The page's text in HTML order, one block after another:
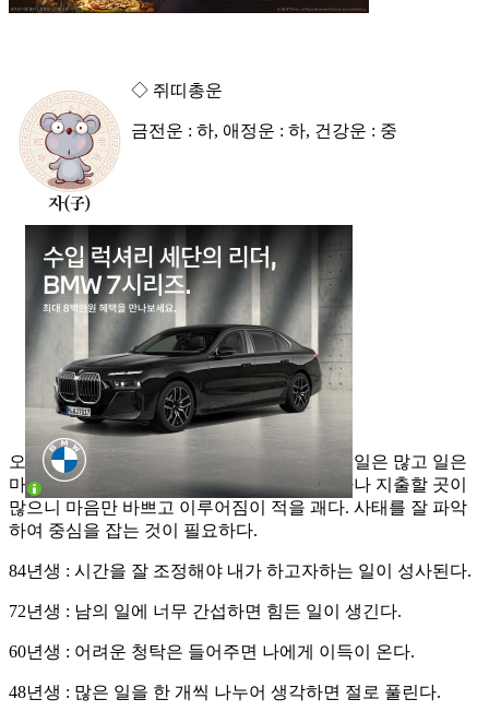
◇ 쥐띠총운
금전운 : 하, 애정운 : 하, 건강운 : 중
오늘의 일진은 백마는 울고 날은 저무는데 할 일은 많고 일은
마음대로 안 된다. 설혹 수입이 발생한다고 하나 지출할 곳이
많으니 마음만 바쁘고 이루어짐이 적을 괘다. 사태를 잘 파악
하여 중심을 잡는 것이 필요하다.
84년생 : 시간을 잘 조정해야 내가 하고자하는 일이 성사된다.
72년생 : 남의 일에 너무 간섭하면 힘든 일이 생긴다.
60년생 : 어려운 청탁은 들어주면 나에게 이득이 온다.
48년생 : 많은 일을 한 개씩 나누어 생각하면 절로 풀린다.